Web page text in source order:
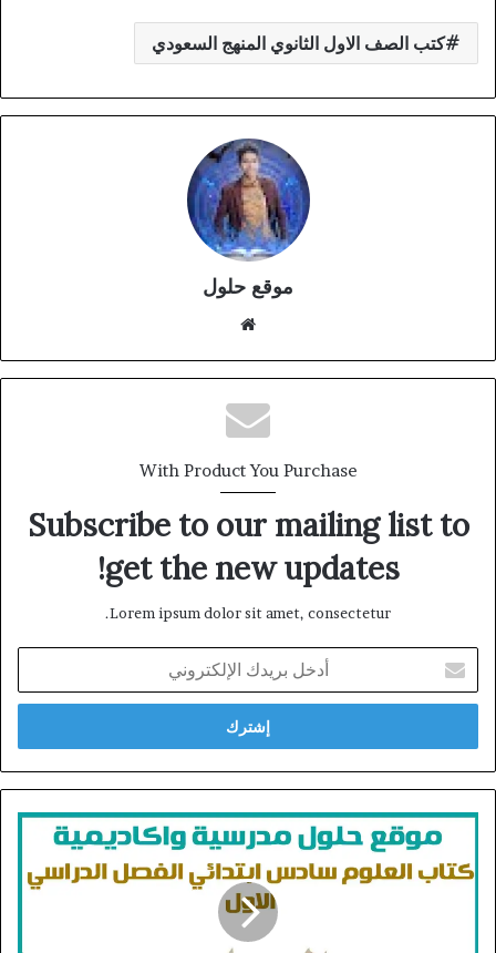
كتب الصف الاول الثانوي المنهج السعودي
موقع حلول
With Product You Purchase
Subscribe to our mailing list to
get the new updates!
Lorem ipsum dolor sit amet, consectetur.
بريدك
الإلكتروني